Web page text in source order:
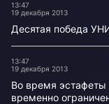
13:47
19 декабря 2013
Десятая победа
13:47
19 декабря 2013
Во время эстафеты
временно